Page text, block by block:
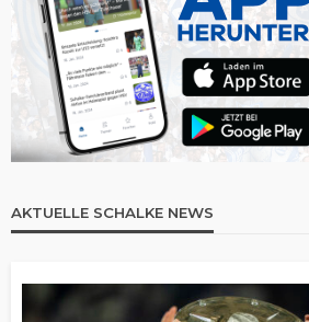
AKTUELLE SCHALKE NEWS